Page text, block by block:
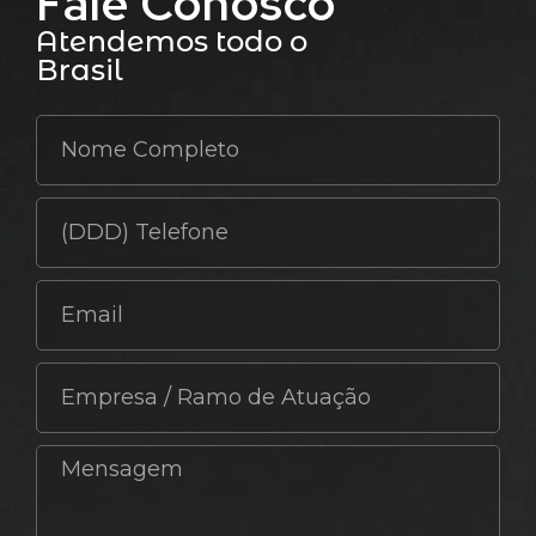
Atendemos todo o
Brasil